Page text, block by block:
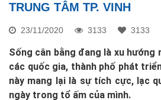
TRUNG TÂM TP. VINH
23/11/2020 3133 3133
Sống cân bằng đang là xu
các quốc gia, thành phố phát
này mang lại là sự tích cực, lạc
ngày trong tổ ấm của mình.